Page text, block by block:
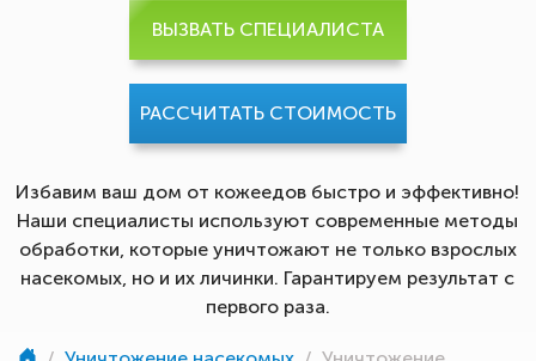
Избавим ваш дом от кожеедов быстро и эффективно!
Наши специалисты используют современные методы
обработки, которые уничтожают не только взрослых
насекомых, но и их личинки. Гарантируем результат с
первого раза.
ВЫЗВАТЬ СПЕЦИАЛИСТА
РАССЧИТАТЬ СТОИМОСТЬ